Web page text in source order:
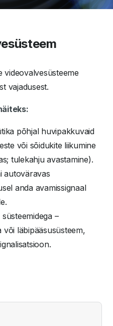
videovalvesüsteeme
vajadusest.
põhjal huvipakkuvaid
või sõidukite liikumine
tulekahju avastamine).
autoväravas
anda avamissignaal
–
või läbipääsusüsteem,